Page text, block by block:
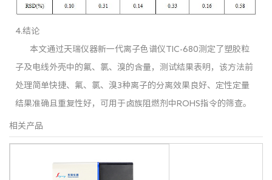
4.结论
本文通过天瑞仪器新一代离子色谱仪TIC-680测定了塑胶粒
子及电线外壳中的氟、氯、溴的含量，测试结果表明，该方法前
处理简单快捷、氟、氯、溴3种离子的分离效果良好、定性定量
结果准确且重复性好，可用于卤族阻燃剂中ROHS指令的筛查。
相关产品